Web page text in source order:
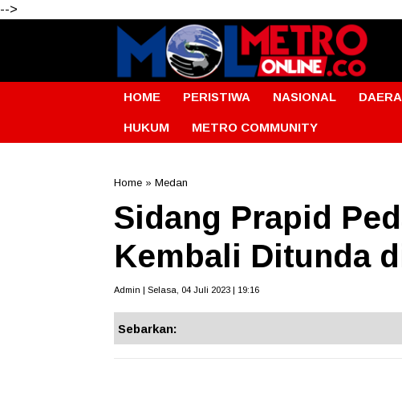
-->
HOME PERISTIWA NASIONAL
HUKUM METRO COMMUNITY
Home » Medan
Sidang Prapid
Kembali Ditunda
Admin | Selasa, 04 Juli 2023 | 19:16
Sebarkan: